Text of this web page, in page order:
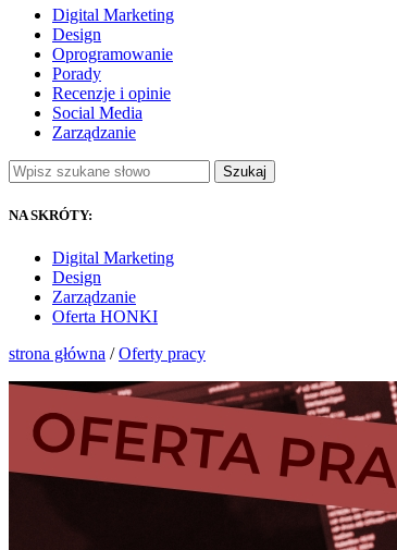
Digital Marketing
Design
Oprogramowanie
Porady
Recenzje i opinie
Social Media
Zarządzanie
Szukaj
NA SKRÓTY:
Digital Marketing
Design
Zarządzanie
Oferta HONKI
strona główna /Oferty pracy